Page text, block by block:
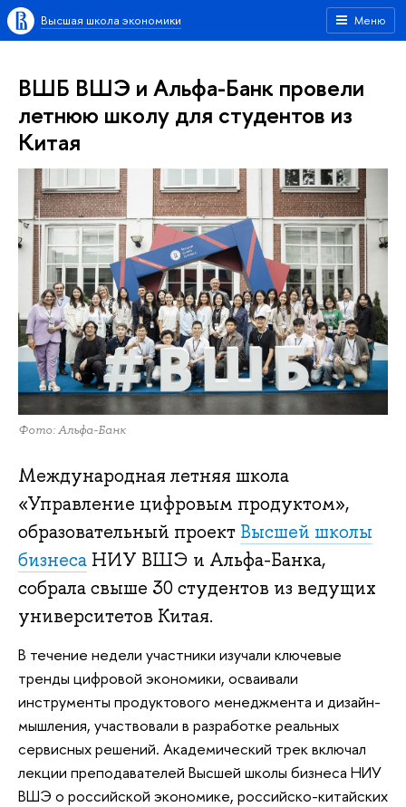
Меню
Высшая школа экономики
ВШБ ВШЭ и Альфа-Банк провели
летнюю школу для студентов из
Китая
Фото: Альфа-Банк
Международная летняя школа
«Управление цифровым продуктом»,
образовательный проект Высшей школы
бизнеса НИУ ВШЭ и Альфа-Банка,
собрала свыше 30 студентов из ведущих
университетов Китая.
В течение недели участники изучали ключевые
тренды цифровой экономики, осваивали
инструменты продуктового менеджмента и дизайн-
мышления, участвовали в разработке реальных
сервисных решений. Академический трек включал
лекции преподавателей Высшей школы бизнеса НИУ
ВШЭ о российской экономике, российско-китайских